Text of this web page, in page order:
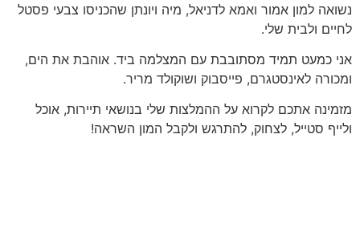
נשואה למון אמור ואמא לדניאל, מיה ויונתן שהכניסו צבעי פסטל
לחיים ולבית שלי.
אני כמעט תמיד מסתובבת עם המצלמה ביד. אוהבת את הים,
ומכורה לאינסטגרם, פייסבוק ושוקולד מריר.
מזמינה אתכם לקרוא על ההמלצות שלי בנושאי תיירות, אוכל
ולייף סטייל, לצחוק, להתרגש ולקבל המון השראה!